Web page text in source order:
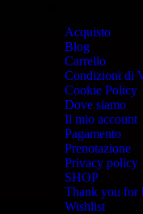
Acquisto
Blog
Carrello
Condizioni di
Cookie Policy
Dove siamo
Il mio account
Pagamento
Prenotazione
Privacy policy
SHOP
Thank you for
Wishlist